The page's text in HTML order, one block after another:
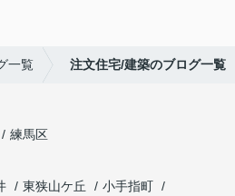
一覧 注文住宅/建築のブログ一覧
練馬区
東狭山ケ丘
小手指町